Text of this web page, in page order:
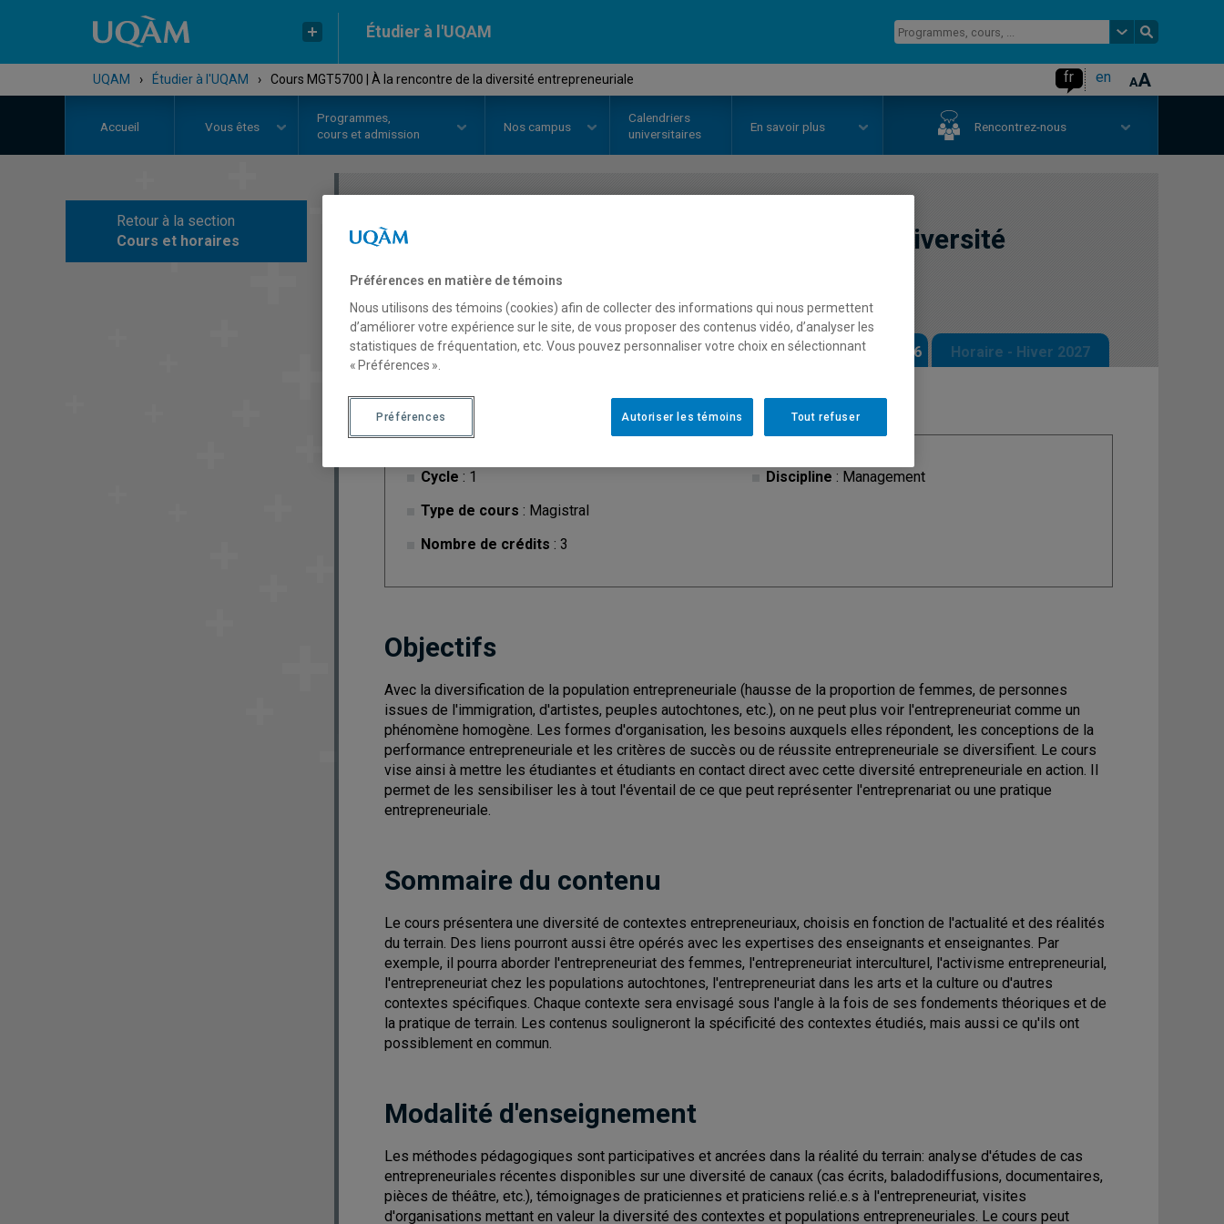
Étudier à l'UQAM
UQAM › Étudier à l'UQAM › Cours MGT5700 | À la rencontre de la diversité entrepreneuriale fr en
Accueil Vous êtes
Programmes,
cours et admission
Nos campus
Calendriers
universitaires
En savoir plus Rencontrez-nous
Retour à la section
Cours et horaires
COURS
À la rencontre de la diversité
entrepreneuriale
Description Horaire - Été 2026 Horaire - Automne 2026 Horaire - Hiver 2027
Cycle : 1
Type de cours : Magistral
Nombre de crédits : 3
Discipline : Management
Objectifs
Avec la diversification de la population entrepreneuriale (hausse de la proportion de femmes, de personnes
issues de l'immigration, d'artistes, peuples autochtones, etc.), on ne peut plus voir l'entrepreneuriat comme un
phénomène homogène. Les formes d'organisation, les besoins auxquels elles répondent, les conceptions de la
performance entrepreneuriale et les critères de succès ou de réussite entrepreneuriale se diversifient. Le cours
vise ainsi à mettre les étudiantes et étudiants en contact direct avec cette diversité entrepreneuriale en action. Il
permet de les sensibiliser les à tout l'éventail de ce que peut représenter l'entreprenariat ou une pratique
entrepreneuriale.
Sommaire du contenu
Le cours présentera une diversité de contextes entrepreneuriaux, choisis en fonction de l'actualité et des réalités
du terrain. Des liens pourront aussi être opérés avec les expertises des enseignants et enseignantes. Par
exemple, il pourra aborder l'entrepreneuriat des femmes, l'entrepreneuriat interculturel, l'activisme entrepreneurial,
l'entrepreneuriat chez les populations autochtones, l'entrepreneuriat dans les arts et la culture ou d'autres
contextes spécifiques. Chaque contexte sera envisagé sous l'angle à la fois de ses fondements théoriques et de
la pratique de terrain. Les contenus souligneront la spécificité des contextes étudiés, mais aussi ce qu'ils ont
possiblement en commun.
Modalité d'enseignement
Les méthodes pédagogiques sont participatives et ancrées dans la réalité du terrain: analyse d'études de cas
entrepreneuriales récentes disponibles sur une diversité de canaux (cas écrits, baladodiffusions, documentaires,
pièces de théâtre, etc.), témoignages de praticiennes et praticiens relié.e.s à l'entrepreneuriat, visites
d'organisations mettant en valeur la diversité des contextes et populations entrepreneuriales. Le cours peut
Préférences en matière de témoins
Nous utilisons des témoins (cookies) afin de collecter des informations qui nous permettent
d’améliorer votre expérience sur le site, de vous proposer des contenus vidéo, d’analyser les
statistiques de fréquentation, etc. Vous pouvez personnaliser votre choix en sélectionnant
« Préférences ».
Tout refuser
Autoriser les témoins
Préférences